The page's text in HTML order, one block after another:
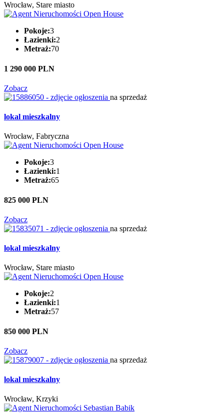
Wrocław, Stare miasto
Pokoje:3
Łazienki:2
Metraż:70
1 290 000 PLN
Zobacz
na sprzedaż
lokal mieszkalny
Wrocław, Fabryczna
Pokoje:3
Łazienki:1
Metraż:65
825 000 PLN
Zobacz
na sprzedaż
lokal mieszkalny
Wrocław, Stare miasto
Pokoje:2
Łazienki:1
Metraż:57
850 000 PLN
Zobacz
na sprzedaż
lokal mieszkalny
Wrocław, Krzyki